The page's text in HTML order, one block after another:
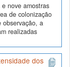
nove amostras
de colonização
observação, a
realizadas
dos